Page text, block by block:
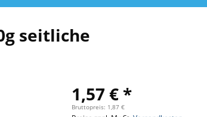
seitliche
1,57 € *
Bruttopreis: 1,87 €